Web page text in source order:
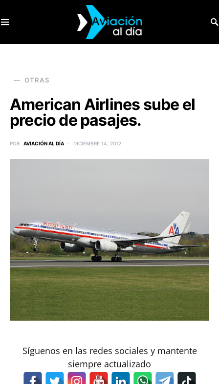
OTRAS
American Airlines sube el
precio de pasajes.
POR AVIACIÓN AL DÍA DICIEMBRE 14, 2012
Síguenos en las redes sociales y mantente
siempre actualizado